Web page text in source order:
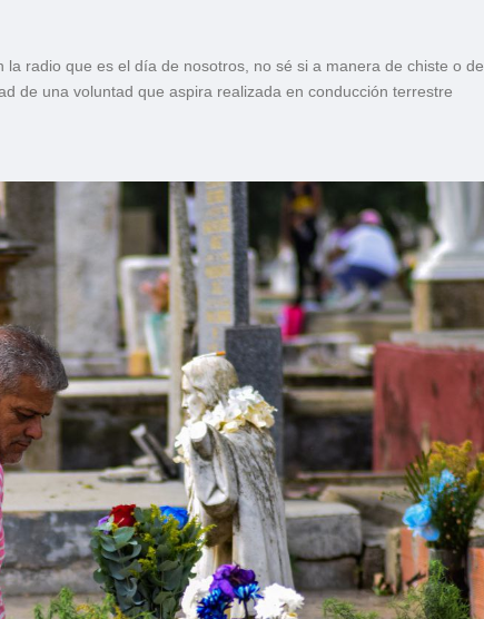
radio que es el día de nosotros, no sé si a manera de chiste o de
de una voluntad que aspira realizada en conducción terrestre